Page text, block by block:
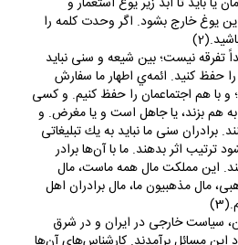
اين يوغ خارج بشود. اگر وحدت كلمه را
تفرقه نيست؛ بين شيعه و سنى نبايد
حفظ كنيد. ائمه‌ي اطهار ما سفارش
و با هم اجتماعمان را حفظ كنيم. و كسى
هم بزند، يا جاهل است و يا مغرض. و
برادران سنى ما نبايد به يك تبليغاتى
ترتيب اثر بدهند. ما با آن‌ها برادر
اين مملكت مال همه ماست، مال
مال مذهبيون ما، مال برادران اهل
سياست خارجى در ايران و در شرق